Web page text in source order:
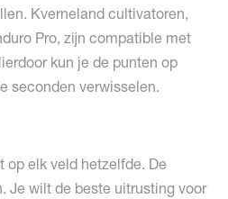
Kverneland cultivatoren,
Pro, zijn compatible met
kun je de punten op
seconden verwisselen.
op elk veld hetzelfde. De
Je wilt de beste uitrusting voor